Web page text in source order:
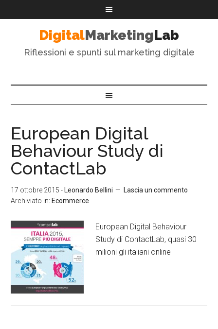
DigitalMarketingLab
Riflessioni e spunti sul marketing digitale
European Digital
Behaviour Study di
ContactLab
17 ottobre 2015 - Leonardo Bellini
Lascia un commento
Archiviato in: Ecommerce
European Digital Behaviour
Study di ContactLab, quasi 30
milioni gli italiani online